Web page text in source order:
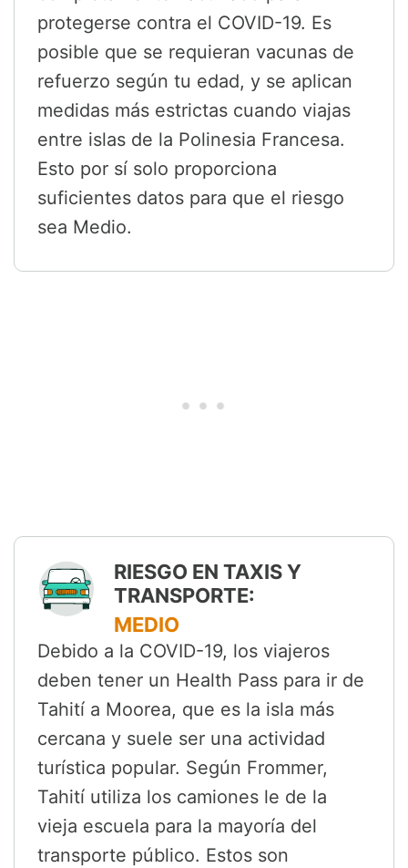
protegerse contra el COVID-19. Es
posible que se requieran vacunas de
refuerzo según tu edad, y se aplican
medidas más estrictas cuando viajas
entre islas de la Polinesia Francesa.
Esto por sí solo proporciona
suficientes datos para que el riesgo
sea Medio.
RIESGO EN TAXIS Y
TRANSPORTE:
MEDIO
Debido a la COVID-19, los viajeros
deben tener un Health Pass para ir de
Tahití a Moorea, que es la isla más
cercana y suele ser una actividad
turística popular. Según Frommer,
Tahití utiliza los camiones le de la
vieja escuela para la mayoría del
transporte público. Estos son